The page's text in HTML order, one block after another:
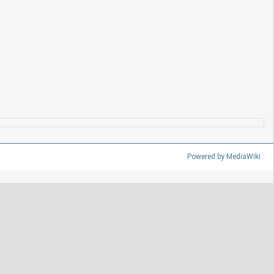
Powered by MediaWiki